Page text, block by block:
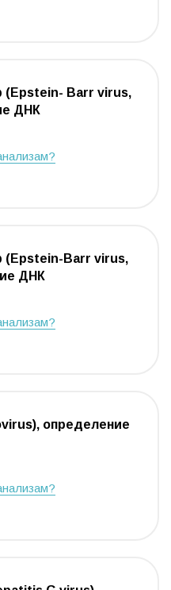
(Epstein- Barr virus,
ДНК
(Epstein-Barr virus,
ДНК
определение